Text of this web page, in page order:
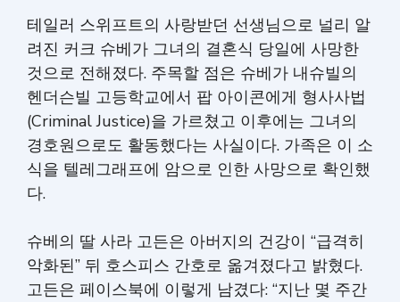
테일러 스위프트의 사랑받던 선생님으로 널리 알
려진 커크 슈베가 그녀의 결혼식 당일에 사망한
것으로 전해졌다. 주목할 점은 슈베가 내슈빌의
헨더슨빌 고등학교에서 팝 아이콘에게 형사사법
(Criminal Justice)을 가르쳤고 이후에는 그녀의
경호원으로도 활동했다는 사실이다. 가족은 이 소
식을 텔레그래프에 암으로 인한 사망으로 확인했
다.
슈베의 딸 사라 고든은 아버지의 건강이 “급격히
악화된” 뒤 호스피스 간호로 옮겨졌다고 밝혔다.
고든은 페이스북에 이렇게 남겼다: “지난 몇 주간